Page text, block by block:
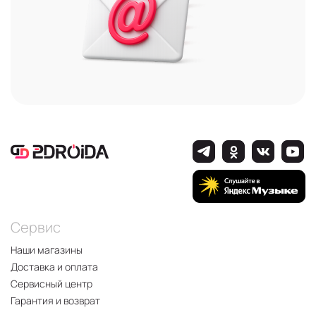
Сервис
Наши магазины
Доставка и оплата
Сервисный центр
Гарантия и возврат